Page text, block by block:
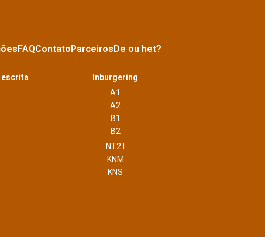
FAQContatoParceirosDe ou het?
escrita
Inburgering
A1
A2
B1
B2
NT2 I
KNM
KNS